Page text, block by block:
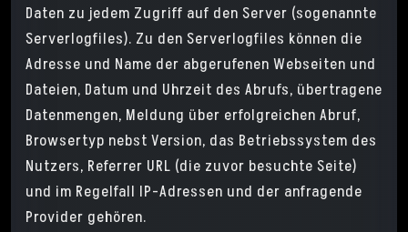
Daten zu jedem Zugriff auf den Server (sogenannte
Serverlogfiles). Zu den Serverlogfiles können die
Adresse und Name der abgerufenen Webseiten und
Dateien, Datum und Uhrzeit des Abrufs, übertragene
Datenmengen, Meldung über erfolgreichen Abruf,
Browsertyp nebst Version, das Betriebssystem des
Nutzers, Referrer URL (die zuvor besuchte Seite)
und im Regelfall IP-Adressen und der anfragende
Provider gehören.